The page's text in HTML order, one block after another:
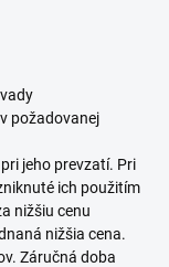
požadovanej
jeho prevzatí. Pri
ich použitím
nižšiu cenu
nižšia cena.
Záručná doba